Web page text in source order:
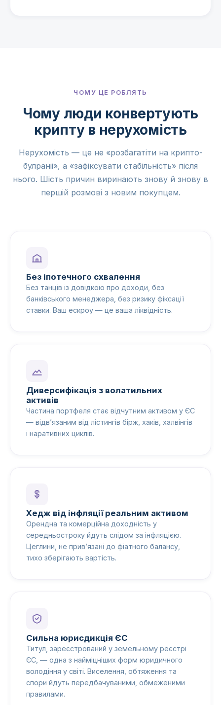
ЧОМУ ЦЕ РОБЛЯТЬ
Чому люди конвертують
крипту в нерухомість
Нерухомість — це не «розбагатіти на крипто-
булраніі», а «зафіксувати стабільність» після
нього. Шість причин виринають знову й знову в
першій розмові з новим покупцем.
Без іпотечного схвалення
Без танців із довідкою про доходи, без
банківського менеджера, без ризику фіксації
ставки. Ваш ескроу — це ваша ліквідність.
Диверсифікація з волатильних
активів
Частина портфеля стає відчутним активом у ЄС
— відв’язаним від лістингів бірж, хаків, халвінгів
і наративних циклів.
Хедж від інфляції реальним активом
Орендна та комерційна доходність у
середньостроку йдуть слідом за інфляцією.
Цеглини, не прив’язані до фіатного балансу,
тихо зберігають вартість.
Сильна юрисдикція ЄС
Титул, зареєстрований у земельному реєстрі
ЄС, — одна з найміцніших форм юридичного
володіння у світі. Виселення, обтяження та
спори йдуть передбачуваними, обмеженими
правилами.